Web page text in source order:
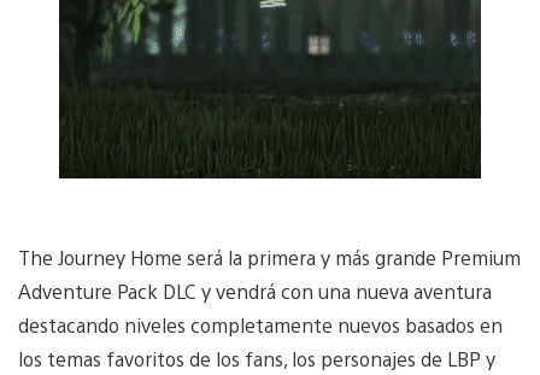
The Journey Home será la primera y más grande Premium
Adventure Pack DLC y vendrá con una nueva aventura
destacando niveles completamente nuevos basados en
los temas favoritos de los fans, los personajes de LBP y